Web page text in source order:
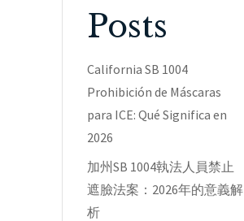
Posts
California SB 1004
Prohibición de Máscaras
para ICE: Qué Significa en
2026
加州SB 1004執法人員禁止
遮臉法案：2026年的意義解
析